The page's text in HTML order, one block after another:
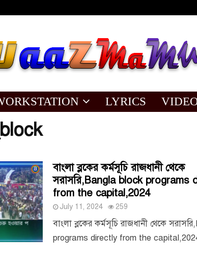
LYRICS
বাংলা ব্লকের কর্মসূচি রাজধানী থেকে
সরাসরি,Bangla block programs
from the capital,2024
July 11, 2024 259
বাংলা ব্লকের কর্মসূচি রাজধানী থেকে
programs directly from the